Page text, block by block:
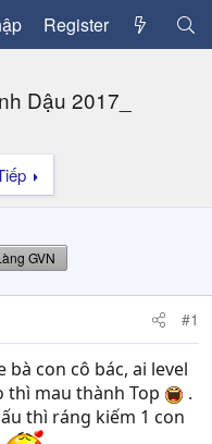
Register
Dậu 2017_
GVN
#1
con cô bác, ai level
thì mau thành Top
.
thì ráng kiếm 1 con